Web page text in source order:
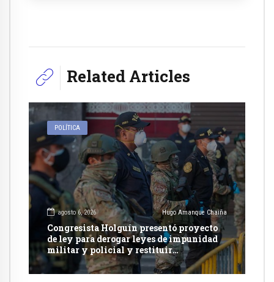
Related Articles
POLÍTICA
agosto 6, 2026 Hugo Amanque Chaiña
Congresista Holguín presentó proyecto
de ley para derogar leyes de impunidad
militar y policial y restituir
competencia de justicia ordinaria